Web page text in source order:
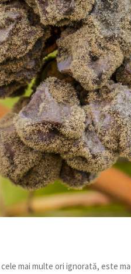
mai multe ori ignorată, este